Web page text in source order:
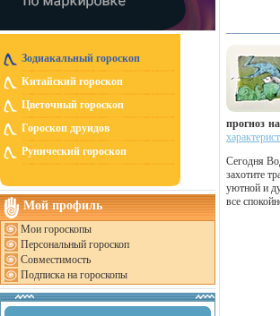
Зодиакальный гороскоп
Китайский гороскоп
Цветочный гороскоп
Гороскоп друидов
Рунический гороскоп
Мой профиль
Мои гороскопы
Персональный гороскоп
Совместимость
Подписка на гороскопы
прогноз
Сегодня
захотите
уютной и
все